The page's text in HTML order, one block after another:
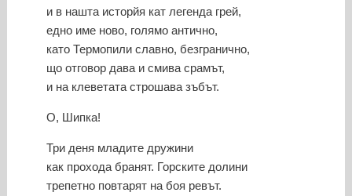
и в нашта исторйя кат легенда грей,
едно име ново, голямо антично,
като Термопили славно, безгранично,
що отговор дава и смива срамът,
и на клеветата строшава зъбът.
О, Шипка!
Три деня младите дружини
как прохода бранят. Горските долини
трепетно повтарят на боя ревът.